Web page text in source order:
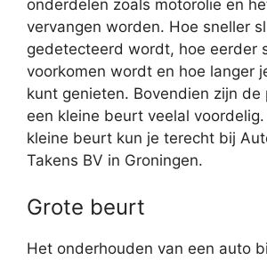
onderdelen zoals motorolie en
vervangen worden. Hoe sneller
gedetecteerd wordt, hoe eerder
voorkomen wordt en hoe langer
kunt genieten. Bovendien zijn de
een kleine beurt veelal
kleine beurt kun je terecht bij
Takens BV in Groningen.
Grote beurt
Het onderhouden van een auto